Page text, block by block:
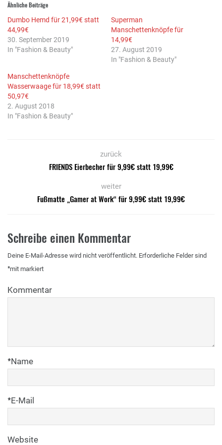
Ähnliche Beiträge
Dumbo Hemd für 21,99€ statt
44,99€
30. September 2019
In "Fashion & Beauty"
Superman
Manschettenknöpfe für
14,99€
27. August 2019
In "Fashion & Beauty"
Manschettenknöpfe
Wasserwaage für 18,99€ statt
50,97€
2. August 2018
In "Fashion & Beauty"
zurück
FRIENDS Eierbecher für 9,99€ statt 19,99€
weiter
Fußmatte „Gamer at Work“ für 9,99€ statt 19,99€
Schreibe einen Kommentar
Deine E-Mail-Adresse wird nicht veröffentlicht. Erforderliche Felder sind
mit
* markiert
Kommentar
Name
*
E-Mail
*
Website